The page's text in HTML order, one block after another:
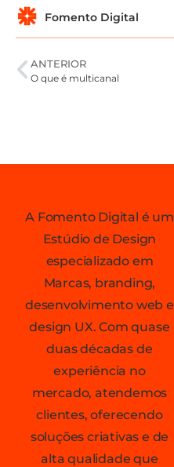
Fomento Digital
ANTERIOR
O que é multicanal
A Fomento Digital é um
Estúdio de Design
especializado em
Marcas, branding,
desenvolvimento web e
design UX. Com quase
duas décadas de
experiência no
mercado, atendemos
clientes, oferecendo
soluções criativas e de
alta qualidade que